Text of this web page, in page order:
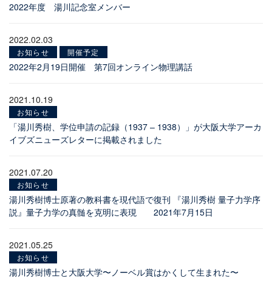
2022年度 湯川記念室メンバー
2022.02.03
お知らせ 開催予定
2022年2月19日開催 第7回オンライン物理講話
2021.10.19
お知らせ
「湯川秀樹、学位申請の記録（1937 – 1938）」が大阪大学アーカ
イブズニューズレターに掲載されました
2021.07.20
お知らせ
湯川秀樹博士原著の教科書を現代語で復刊 『湯川秀樹 量子力学序
説』量子力学の真髄を克明に表現 2021年7月15日
2021.05.25
お知らせ
湯川秀樹博士と大阪大学〜ノーベル賞はかくして生まれた〜